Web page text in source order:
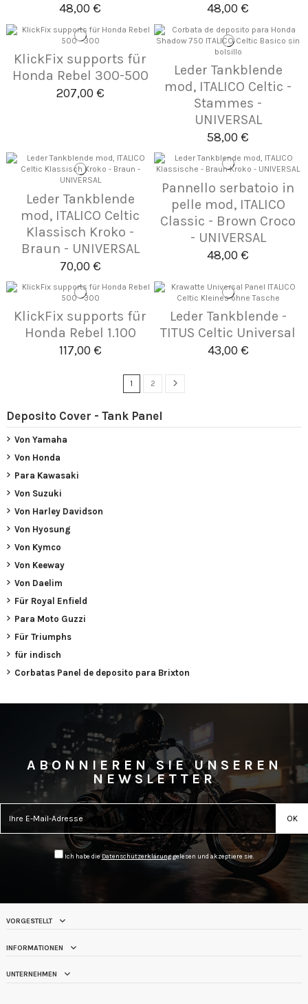
48,00 € 48,00 €
KlickFix supports für
Honda Rebel 300-500
207,00 €
Leder Tankblende
mod, ITALICO Celtic -
Stammes -
UNIVERSAL
58,00 €
Leder Tankblende
mod, ITALICO Celtic
Klassisch Kroko -
Braun - UNIVERSAL
70,00 €
Pannello serbatoio in
pelle mod, ITALICO
Classic - Brown Croco
- UNIVERSAL
48,00 €
KlickFix supports für
Honda Rebel 1.100
117,00 €
Leder Tankblende -
TITUS Celtic Universal
43,00 €
1 2
Deposito Cover - Tank Panel
Von Yamaha
Von Honda
Para Kawasaki
Von Suzuki
Von Harley Davidson
Von Hyosung
Von Kymco
Von Keeway
Von Daelim
Für Royal Enfield
Para Moto Guzzi
Für Triumphs
für indisch
Corbatas Panel de deposito para Brixton
ABONNIEREN SIE UNSEREN
NEWSLETTER
Ich habe die Datenschutzerklärunggelesen und akzeptiere sie.
VORGESTELLT
INFORMATIONEN
UNTERNEHMEN